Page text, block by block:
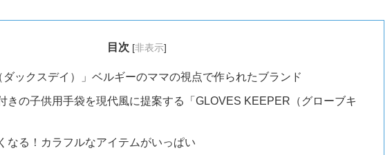
目次 [非表示]
ダックスデイ）」ベルギーのママの視点で作られたブランド
きの子供用手袋を現代風に提案する「GLOVES KEEPER（グローブキ
なる！カラフルなアイテムがいっぱい